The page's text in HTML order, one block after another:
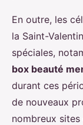
En outre, les
la Saint-
spéciales,
box beauté
durant ces
de nouveaux
nombreux